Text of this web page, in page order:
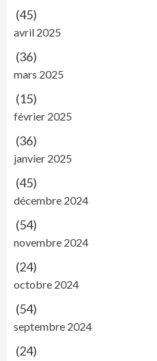
(45)
avril 2025
(36)
mars 2025
(15)
février 2025
(36)
janvier 2025
(45)
décembre 2024
(54)
novembre 2024
(24)
octobre 2024
(54)
septembre 2024
(24)